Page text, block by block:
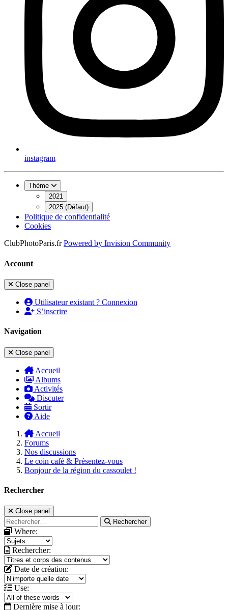
instagram
Thème
2021
2025 (Défaut)
Politique de confidentialité
Cookies
ClubPhotoParis.fr Powered by Invision Community
Account
Close panel
Utilisateur existant ? Connexion
S’inscrire
Navigation
Close panel
Accueil
Albums
Activités
Discuter
Sortir
Aide
Accueil
Forums
Nos discussions
Le coin café & Présentez-vous
Bonjour de la région du cassoulet !
Rechercher
Close panel
Rechercher
Where:
Rechercher:
Date de création:
Use:
Dernière mise à jour: